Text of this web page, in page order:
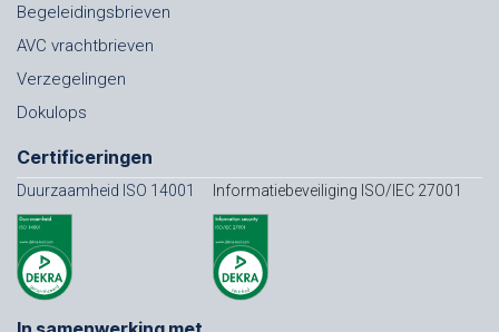
Begeleidingsbrieven
AVC vrachtbrieven
Verzegelingen
Dokulops
Certificeringen
Duurzaamheid ISO 14001 Informatiebeveiliging ISO/IEC 27001